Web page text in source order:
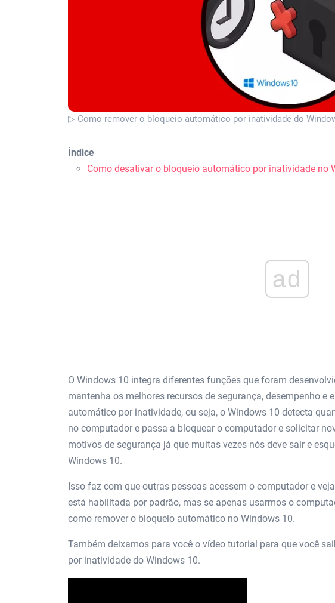
▷ Como remover o bloqueio automático por inatividade do
Índice
Como desativar o bloqueio automático por inatividade no
ad
O Windows 10 integra diferentes funções que foram
mantenha os melhores recursos de segurança, desempenho e
automático por inatividade, ou seja, o Windows 10 detecta
no computador e passa a bloquear o computador e solicitar
motivos de segurança já que muitas vezes nós deve sair e
Windows 10.
Isso faz com que outras pessoas acessem o computador e
está habilitada por padrão, mas se apenas usarmos o
como remover o bloqueio automático no Windows 10.
Também deixamos para você o vídeo tutorial para que você
por inatividade do Windows 10.